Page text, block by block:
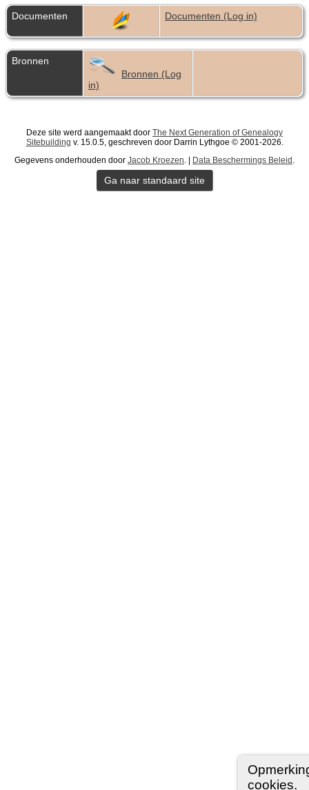
cookies.
Documenten Documenten (Log in)
Bronnen
Bronnen (Log
in)
Deze site werd aangemaakt door The Next Generation of Genealogy
Sitebuilding v. 15.0.5, geschreven door Darrin Lythgoe © 2001-2026.
Gegevens onderhouden door Jacob Kroezen . | Data Beschermings Beleid
Ga naar standaard site